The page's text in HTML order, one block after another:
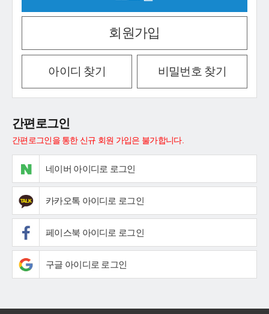
회원가입
아이디 찾기 비밀번호 찾기
간편로그인
간편로그인을 통한 신규 회원 가입은 불가합니다.
네이버 아이디로 로그인
카카오톡 아이디로 로그인
페이스북 아이디로 로그인
구글 아이디로 로그인